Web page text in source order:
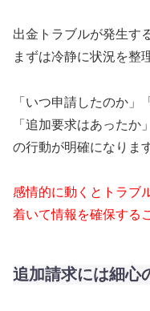
出金トラブルが発生す
まずは冷静に状況を整
「いつ申請したのか」
「追加要求はあった
の行動が明確になります
感情的に動くとトラブ
着いて情報を確保する
追加請求には細心